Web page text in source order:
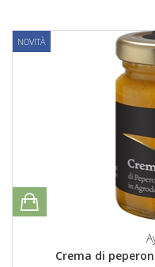
NOVITÀ
Crema di